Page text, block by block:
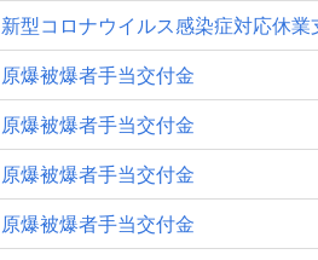
新型コロナウイルス感染症対応休業
原爆被爆者手当交付金
原爆被爆者手当交付金
原爆被爆者手当交付金
原爆被爆者手当交付金